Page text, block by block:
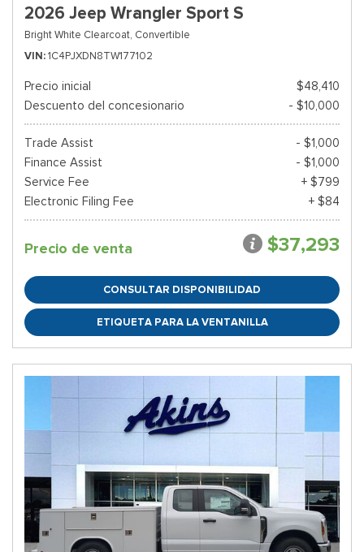
2026 Jeep Wrangler Sport S
Bright White Clearcoat, Convertible
VIN 1C4PJXDN8TW177102
Precio inicial
$48,410
Descuento del concesionario
- $10,000
Trade Assist
- $1,000
Finance Assist
- $1,000
Service Fee
+ $799
Electronic Filing Fee
+ $84
Precio de venta $37,293
CONSULTAR DISPONIBILIDAD
ETIQUETA PARA LA VENTANILLA